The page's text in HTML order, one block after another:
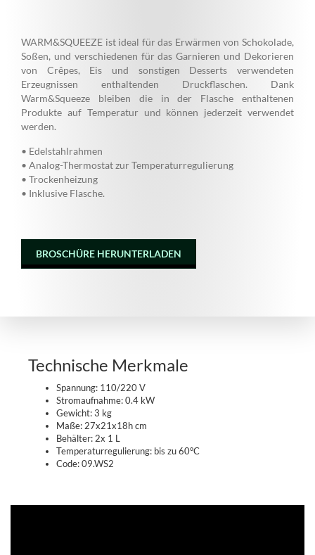
WARM&SQUEEZE ist ideal für das Erwärmen von Schokolade,
Soßen, und verschiedenen für das Garnieren und Dekorieren
von Crêpes, Eis und sonstigen Desserts verwendeten
Erzeugnissen enthaltenden Druckflaschen. Dank
Warm&Squeeze bleiben die in der Flasche enthaltenen
Produkte auf Temperatur und können jederzeit verwendet
werden.
• Edelstahlrahmen
• Analog-Thermostat zur Temperaturregulierung
• Trockenheizung
• Inklusive Flasche.
BROSCHÜRE HERUNTERLADEN
Technische Merkmale
Spannung: 110/220 V
Stromaufnahme: 0.4 kW
Gewicht: 3 kg
Maße: 27x21x18h cm
Behälter: 2x 1 L
Temperaturregulierung: bis zu 60°C
Code: 09.WS2